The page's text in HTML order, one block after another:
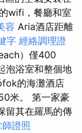
wifi，餐廳和室
容 Aria酒店距離
字 經絡調理證
）僅400
泡浴室和整個地
的海灘酒店
米。 第一家豪
留其在羅馬的傳
證照